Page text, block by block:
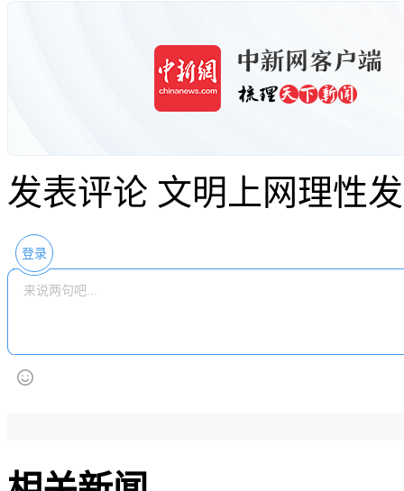
发表评论 文明上网理性
登录